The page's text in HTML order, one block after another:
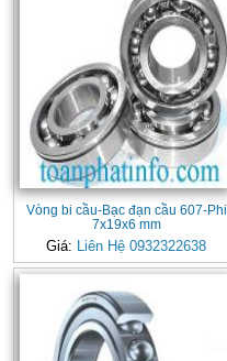
Vòng bi cầu-Bạc đạn cầu 607-Phi
7x19x6 mm
Giá: Liên Hệ 0932322638